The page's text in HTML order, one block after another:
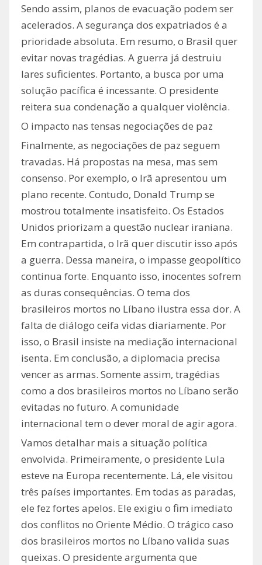
Sendo assim, planos de evacuação podem ser
acelerados. A segurança dos expatriados é a
prioridade absoluta. Em resumo, o Brasil quer
evitar novas tragédias. A guerra já destruiu
lares suficientes. Portanto, a busca por uma
solução pacífica é incessante. O presidente
reitera sua condenação a qualquer violência.
O impacto nas tensas negociações de paz
Finalmente, as negociações de paz seguem
travadas. Há propostas na mesa, mas sem
consenso. Por exemplo, o Irã apresentou um
plano recente. Contudo, Donald Trump se
mostrou totalmente insatisfeito. Os Estados
Unidos priorizam a questão nuclear iraniana.
Em contrapartida, o Irã quer discutir isso após
a guerra. Dessa maneira, o impasse geopolítico
continua forte. Enquanto isso, inocentes sofrem
as duras consequências. O tema dos
brasileiros mortos no Líbano ilustra essa dor. A
falta de diálogo ceifa vidas diariamente. Por
isso, o Brasil insiste na mediação internacional
isenta. Em conclusão, a diplomacia precisa
vencer as armas. Somente assim, tragédias
como a dos brasileiros mortos no Líbano serão
evitadas no futuro. A comunidade
internacional tem o dever moral de agir agora.
Vamos detalhar mais a situação política
envolvida. Primeiramente, o presidente Lula
esteve na Europa recentemente. Lá, ele visitou
três países importantes. Em todas as paradas,
ele fez fortes apelos. Ele exigiu o fim imediato
dos conflitos no Oriente Médio. O trágico caso
dos brasileiros mortos no Líbano valida suas
queixas. O presidente argumenta que